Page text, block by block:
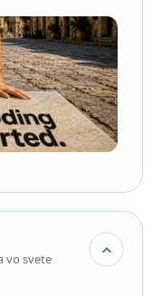
vo svete expand_more